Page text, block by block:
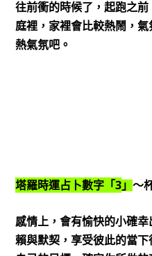
往前衝的時候了，起跑之
庭裡，家裡會比較熱鬧，
熱氣氛吧。
塔羅時運占卜數字「3」 ～
感情上，會有愉快的小確
賴與默契，享受彼此的當